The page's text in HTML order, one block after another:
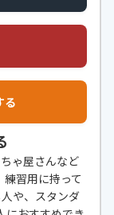
る
ゃ屋さんなど
練習用に持って
や、スタンダ